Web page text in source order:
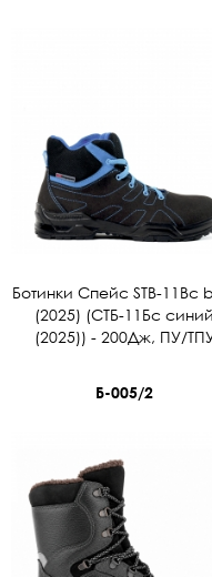
Ботинки Спейс STB-11Bc
(2025) (СТБ-11Бс синий
(2025)) - 200Дж, ПУ/
Б-005/2